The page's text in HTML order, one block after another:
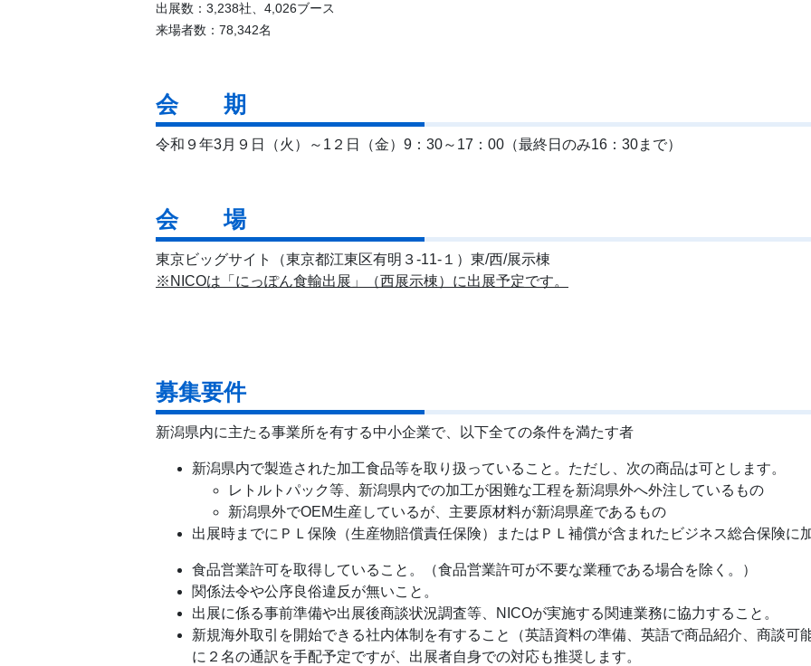
出展数：3,238社、4,026ブース
来場者数：78,342名
会 期
令和９年3月９日（火）～1２日（金）9：30～17：00（最終日のみ16：30まで）
会 場
東京ビッグサイト（東京都江東区有明３-11-１）東/西/展示棟
※NICOは「にっぽん食輸出展」（西展示棟）に出展予定です。
募集要件
新潟県内に主たる事業所を有する中小企業で、以下全ての条件を満たす者
新潟県内で製造された加工食品等を取り扱っていること。ただし、次の商品は可とします。
レトルトパック等、新潟県内での加工が困難な工程を新潟県外へ外注しているもの
新潟県外でOEM生産しているが、主要原材料が新潟県産であるもの
出展時までにＰＬ保険（生産物賠償責任保険）またはＰＬ補償が含まれたビジネス総合保険に
食品営業許可を取得していること。（食品営業許可が不要な業種である場合を除く。）
関係法令や公序良俗違反が無いこと。
出展に係る事前準備や出展後商談状況調査等、NICOが実施する関連業務に協力すること。
新規海外取引を開始できる社内体制を有すること（英語資料の準備、英語で商品紹介、商談
に２名の通訳を手配予定ですが、出展者自身での対応も推奨します。